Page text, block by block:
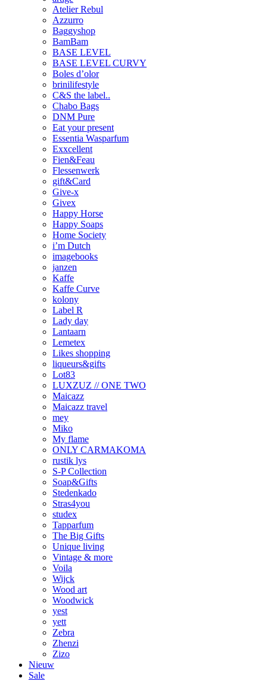
Atelier Rebul
Azzurro
Baggyshop
BamBam
BASE LEVEL
BASE LEVEL CURVY
Boles d’olor
brinilifestyle
C&S the label..
Chabo Bags
DNM Pure
Eat your present
Essentia Wasparfum
Exxcellent
Fien&Feau
Flessenwerk
gift&Card
Give-x
Givex
Happy Horse
Happy Soaps
Home Society
i’m Dutch
imagebooks
janzen
Kaffe
Kaffe Curve
kolony
Label R
Lady day
Lantaarn
Lemetex
Likes shopping
liqueurs&gifts
Lot83
LUXZUZ // ONE TWO
Maicazz
Maicazz travel
mey
Miko
My flame
ONLY CARMAKOMA
rustik lys
S-P Collection
Soap&Gifts
Stedenkado
Stras4you
studex
Tapparfum
The Big Gifts
Unique living
Vintage & more
Voila
Wijck
Wood art
Woodwick
yest
yett
Zebra
Zhenzi
Zizo
Nieuw
Sale